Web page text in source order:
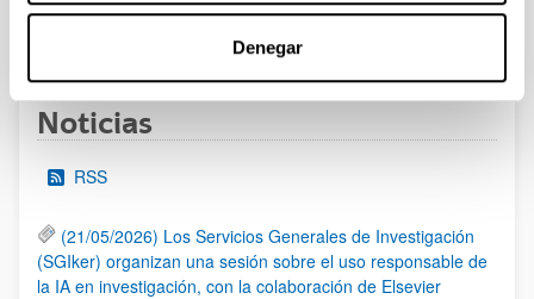
Denegar
Páginas intermedias Use TAB para
PáginaPáginaPágina
Noticias
RSS
(21/05/2026) Los Servicios Generales de Investigación
(SGIker) organizan una sesión sobre el uso responsable de
la IA en investigación, con la colaboración de Elsevier